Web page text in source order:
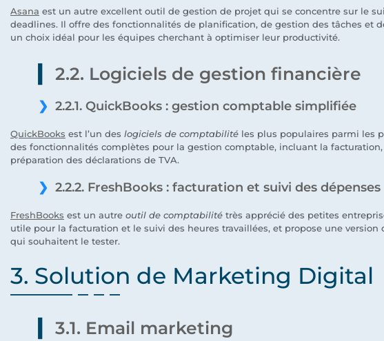
Asana est un autre excellent outil de gestion de projet qui se concentre sur le
deadlines. Il offre des fonctionnalités de planification, de gestion des tâches et
un choix idéal pour les équipes cherchant à optimiser leur productivité.
2.2. Logiciels de gestion financière
2.2.1. QuickBooks : gestion comptable simplifiée
QuickBooks est l’un des logiciels de comptabilité les plus populaires parmi les
des fonctionnalités complètes pour la gestion comptable, incluant la
préparation des déclarations de TVA.
2.2.2. FreshBooks : facturation et suivi des dépenses
FreshBooks est un autre outil de comptabilité très apprécié des petites
utile pour la facturation et le suivi des heures travaillées, et propose une version
qui souhaitent le tester.
3. Solution de Marketing Digital
3.1. Email marketing